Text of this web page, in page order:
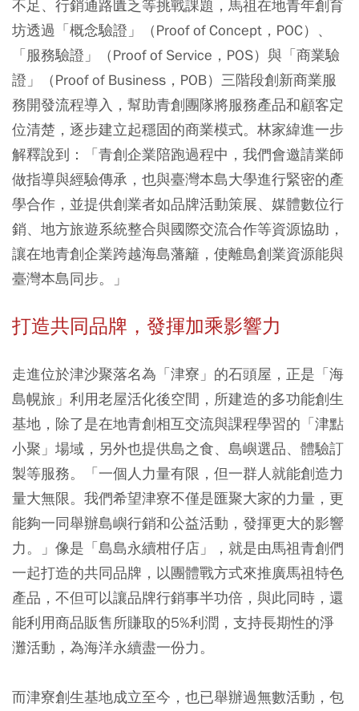
不足、行銷通路匱乏等挑戰課題，馬祖在地青年創育
坊透過「概念驗證」（Proof of Concept，POC）、
「服務驗證」（Proof of Service，POS）與「商業驗
證」（Proof of Business，POB）三階段創新商業服
務開發流程導入，幫助青創團隊將服務產品和顧客定
位清楚，逐步建立起穩固的商業模式。林家緯進一步
解釋說到：「青創企業陪跑過程中，我們會邀請業師
做指導與經驗傳承，也與臺灣本島大學進行緊密的產
學合作，並提供創業者如品牌活動策展、媒體數位行
銷、地方旅遊系統整合與國際交流合作等資源協助，
讓在地青創企業跨越海島藩籬，使離島創業資源能與
臺灣本島同步。」
打造共同品牌，發揮加乘影響力
走進位於津沙聚落名為「津寮」的石頭屋，正是「海
島幌旅」利用老屋活化後空間，所建造的多功能創生
基地，除了是在地青創相互交流與課程學習的「津點
小聚」場域，另外也提供島之食、島嶼選品、體驗訂
製等服務。「一個人力量有限，但一群人就能創造力
量大無限。我們希望津寮不僅是匯聚大家的力量，更
能夠一同舉辦島嶼行銷和公益活動，發揮更大的影響
力。」像是「島島永續柑仔店」，就是由馬祖青創們
一起打造的共同品牌，以團體戰方式來推廣馬祖特色
產品，不但可以讓品牌行銷事半功倍，與此同時，還
能利用商品販售所賺取的5%利潤，支持長期性的淨
灘活動，為海洋永續盡一份力。
而津寮創生基地成立至今，也已舉辦過無數活動，包